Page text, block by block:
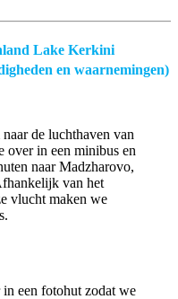
Lake Kerkini
en waarnemingen)
de luchthaven van
over in een minibus en
naar Madzharovo,
van het
vlucht maken we
een fotohut zodat we